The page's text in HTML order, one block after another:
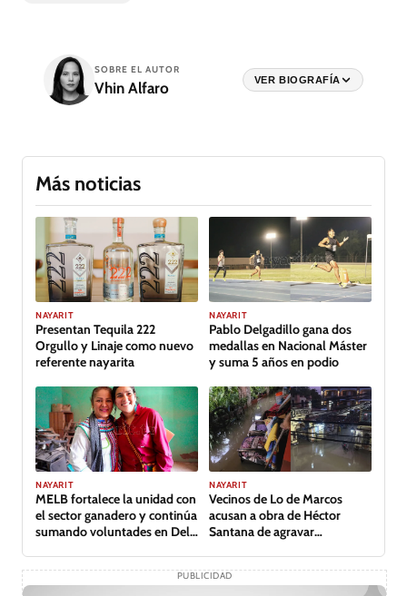
SOBRE EL AUTOR
Vhin Alfaro VER BIOGRAFÍA
Más noticias
GALERÍA
NAYARIT
Presentan Tequila 222
Orgullo y Linaje como nuevo
referente nayarita
NAYARIT
Pablo Delgadillo gana dos
medallas en Nacional Máster
y suma 5 años en podio
NAYARIT
MELB fortalece la unidad con
el sector ganadero y continúa
sumando voluntades en Del
NAYARIT
Vecinos de Lo de Marcos
acusan a obra de Héctor
Santana de agravar
PUBLICIDAD